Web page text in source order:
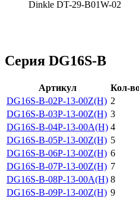
Dinkle DT-29-B01W-02
Серия DG16S-B
Артикул Кол-
DG16S-B-02P-13-00Z(H) 2
DG16S-B-03P-13-00Z(H) 3
DG16S-B-04P-13-00A(H) 4
DG16S-B-05P-13-00Z(H) 5
DG16S-B-06P-13-00Z(H) 6
DG16S-B-07P-13-00Z(H) 7
DG16S-B-08P-13-00A(H) 8
DG16S-B-09P-13-00Z(H) 9